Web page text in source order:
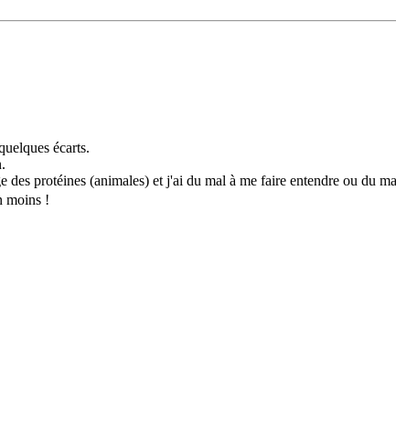
écarts.
protéines (animales) et j'ai du mal à me faire entendre ou du
moins !